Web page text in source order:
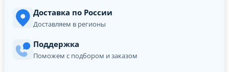
Доставка по России
Доставляем в регионы
Поддержка
Поможем с подбором и заказом